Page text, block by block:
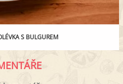
S BULGUREM